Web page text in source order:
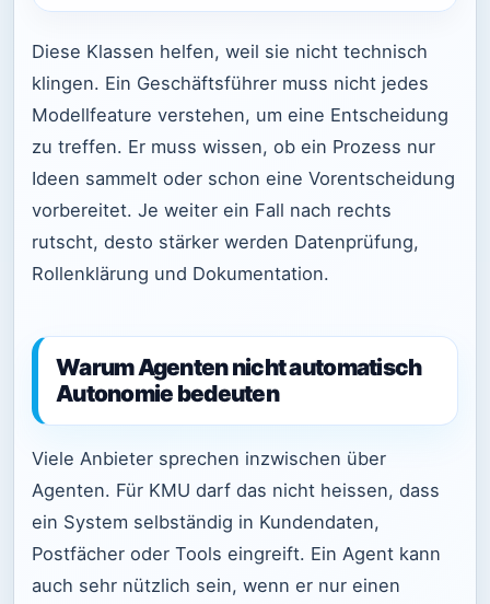
Diese Klassen helfen, weil sie nicht technisch
klingen. Ein Geschäftsführer muss nicht jedes
Modellfeature verstehen, um eine Entscheidung
zu treffen. Er muss wissen, ob ein Prozess nur
Ideen sammelt oder schon eine Vorentscheidung
vorbereitet. Je weiter ein Fall nach rechts
rutscht, desto stärker werden Datenprüfung,
Rollenklärung und Dokumentation.
Warum Agenten nicht automatisch
Autonomie bedeuten
Viele Anbieter sprechen inzwischen über
Agenten. Für KMU darf das nicht heissen, dass
ein System selbständig in Kundendaten,
Postfächer oder Tools eingreift. Ein Agent kann
auch sehr nützlich sein, wenn er nur einen